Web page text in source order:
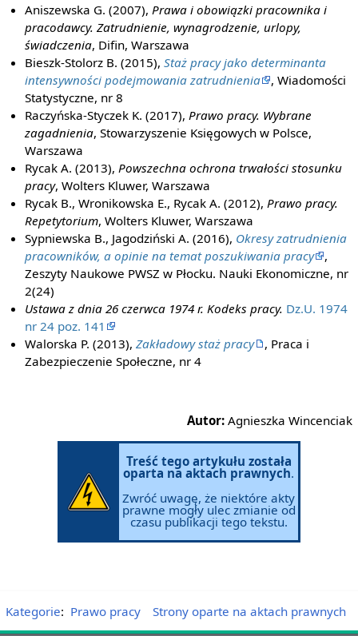
Aniszewska G. (2007), Prawa i obowiązki pracownika i
pracodawcy. Zatrudnienie, wynagrodzenie, urlopy,
świadczenia, Difin, Warszawa
Bieszk-Stolorz B. (2015),Staż pracy jako determinanta
intensywności podejmowania zatrudnienia
, Wiadomości
Statystyczne, nr 8
Raczyńska-Styczek K. (2017), Prawo pracy. Wybrane
zagadnienia, Stowarzyszenie Księgowych w Polsce,
Warszawa
Rycak A. (2013), Powszechna ochrona trwałości stosunku
pracy, Wolters Kluwer, Warszawa
Rycak B., Wronikowska E., Rycak A. (2012), Prawo pracy.
Repetytorium, Wolters Kluwer, Warszawa
Sypniewska B., Jagodziński A. (2016), Okresy zatrudnienia
pracowników, a opinie na temat poszukiwania pracy
,
Zeszyty Naukowe PWSZ w Płocku. Nauki Ekonomiczne, nr
2(24)
Ustawa z dnia 26 czerwca 1974 r. Kodeks pracy. Dz.U. 1974
nr 24 poz. 141
Walorska P. (2013),Zakładowy staż pracy
, Praca i
Zabezpieczenie Społeczne, nr 4
Autor: Agnieszka Wincenciak
Treść tego artykułu została
oparta na aktach prawnych.
Zwróć uwagę, że niektóre akty
prawne mogły ulec zmianie od
czasu publikacji tego tekstu.
Kategorie: Prawo pracy Strony oparte na aktach prawnych